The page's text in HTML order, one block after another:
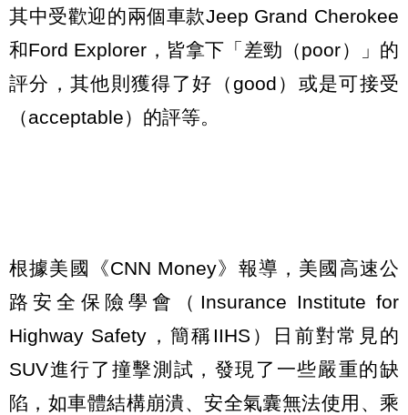
其中受歡迎的兩個車款Jeep Grand Cherokee
和Ford Explorer，皆拿下「差勁（poor）」的
評分，其他則獲得了好（good）或是可接受
（acceptable）的評等。
根據美國《CNN Money》報導，美國高速公
路安全保險學會（Insurance Institute for
Highway Safety，簡稱IIHS）日前對常見的
SUV進行了撞擊測試，發現了一些嚴重的缺
陷，如車體結構崩潰、安全氣囊無法使用、乘